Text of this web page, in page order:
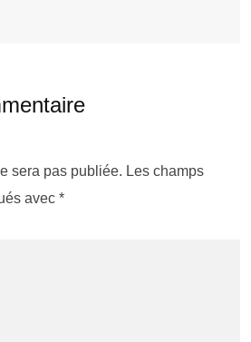
sera pas publiée. Les champs
avec *